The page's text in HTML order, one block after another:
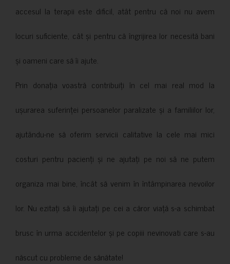
accesul la terapii este dificil, atât pentru că noi nu avem
locuri suficiente, cât și pentru că îngrijirea lor necesită bani
și oameni care să îi ajute.
Prin donația voastră contribuiți în cel mai real mod la
ușurarea suferinței persoanelor paralizate și a familiilor lor,
ajutându-ne să oferim servicii calitative la cele mai mici
costuri pentru pacienți și ne ajutați pe noi să ne putem
organiza mai bine, încât să venim în întâmpinarea nevoilor
lor. Nu ezitați să îi ajutați pe cei a căror viață s-a schimbat
brusc în urma accidentelor și pe copiii nevinovati care s-au
născut cu probleme de sănătate!